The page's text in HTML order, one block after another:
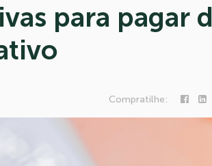
para pagar
Compratilhe: